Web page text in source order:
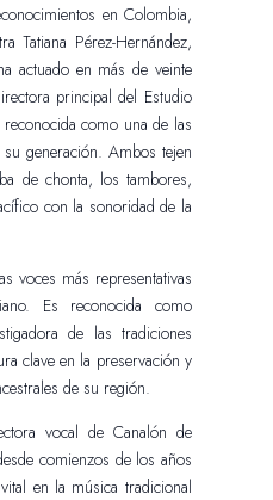
en Colombia,
Tatiana Pérez-Hernández,
actuado en más de veinte
principal del Estudio
como una de las
generación. Ambos tejen
de chonta, los tambores,
con la sonoridad de la
voces más representativas
Es reconocida como
de las tradiciones
clave en la preservación y
de su región.
vocal de Canalón de
comienzos de los años
en la música tradicional